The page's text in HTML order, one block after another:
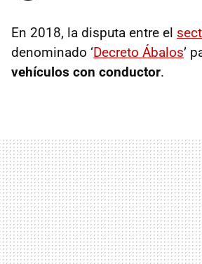
En 2018, la disputa entre el
denominado ‘Decreto Ábalos’
vehículos con conductor.